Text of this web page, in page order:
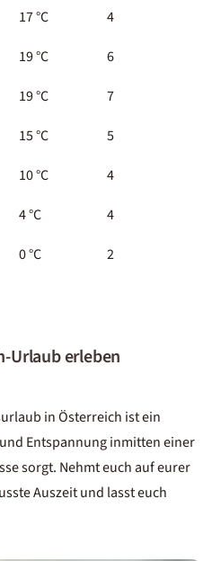
17 °C 4
19 °C 6
19 °C 7
15 °C 5
10 °C 4
4 °C 4
0 °C 2
Urlaub erleben
in Österreich ist ein
Entspannung inmitten einer
sorgt. Nehmt euch auf eurer
Auszeit und lasst euch